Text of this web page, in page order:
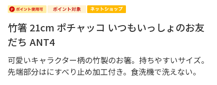
竹箸 21cm ポチャッコ いつもいっしょのお友
だち ANT4
可愛いキャラクター柄の竹製のお箸。持ちやすいサイズ。
先端部分はにすべり止め加工付き。食洗機で洗えない。